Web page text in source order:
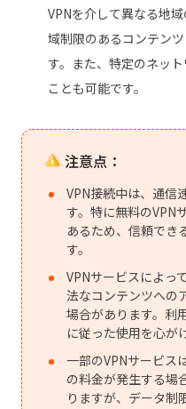
VPNを介して異なる地
域制限のあるコンテン
す。また、特定のネッ
ことも可能です。
注意点：
VPN接続中は、通信
す。特に無料のVPN
あるため、信頼でき
す。
VPNサービスによっ
法なコンテンツへの
場合があります。利
に従った使用を心が
一部のVPNサービス
の料金が発生する場
りますが、データ制